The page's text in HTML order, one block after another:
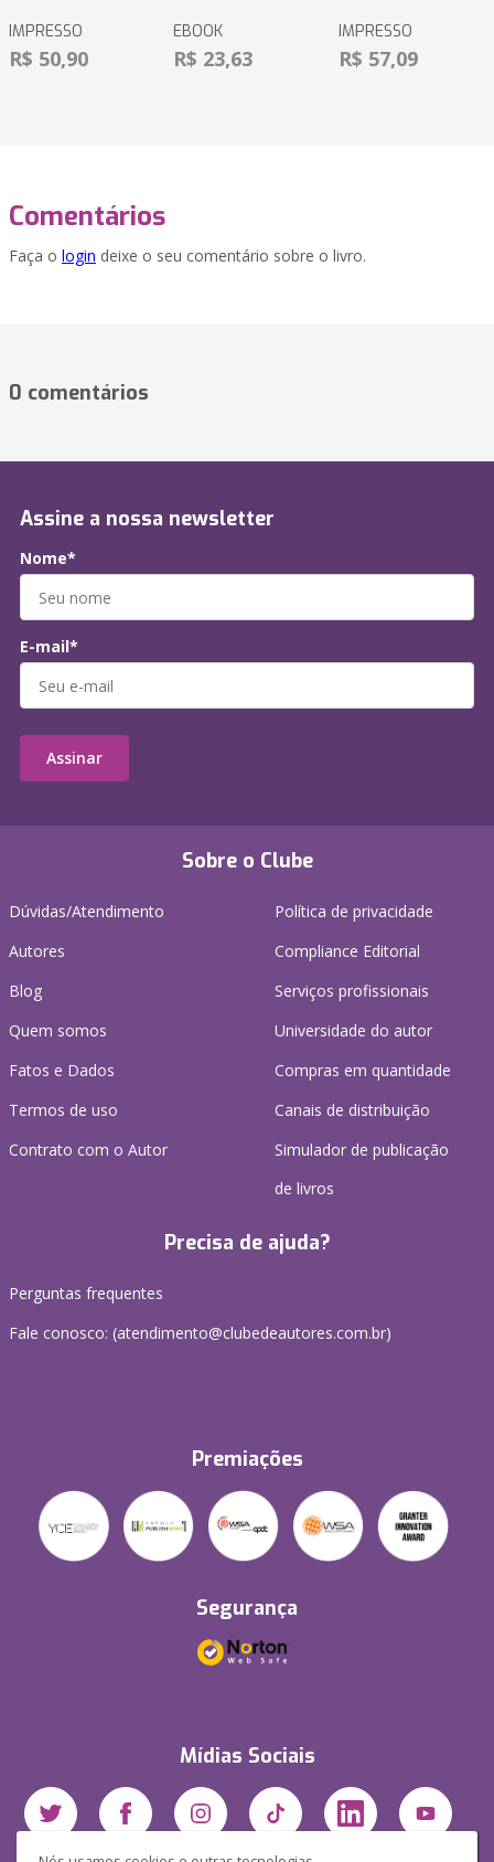
IMPRESSO
R$ 50,90
EBOOK
R$ 23,63
IMPRESSO
R$ 57,09
Comentários
Faça o login deixe o seu comentário sobre o livro.
0 comentários
Sobre o Clube
Dúvidas/Atendimento
Autores
Blog
Quem somos
Fatos e Dados
Termos de uso
Contrato com o Autor
Política de privacidade
Compliance Editorial
Serviços profissionais
Universidade do autor
Compras em quantidade
Canais de distribuição
Simulador de publicação
de livros
Precisa de ajuda?
Perguntas frequentes
Fale conosco: (atendimento@clubedeautores.com.br)
Premiações
Segurança
Mídias Sociais
Assine a nossa newsletter
Nome*
E-mail*
Assinar